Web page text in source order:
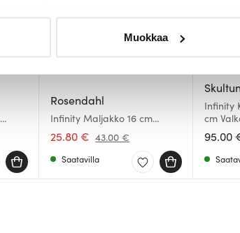
Lisäksi jaamme sosiaalisen median,
miten käytät sivustoamme. Kumppanimme
Muokkaa
Rosendahl
Infinity Maljakko 16 cm
Minttu
25.80 € 43.00 €
Saatavilla
Infinity
cm
95.00